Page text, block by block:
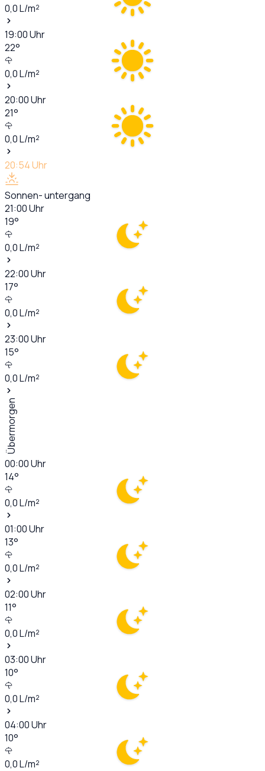
0,0L/m²
19:00Uhr
22°
0,0L/m²
20:00Uhr
21°
0,0L/m²
20:54Uhr
Sonnen- untergang
21:00Uhr
19°
0,0L/m²
22:00Uhr
17°
0,0L/m²
23:00Uhr
15°
0,0L/m²
Übermorgen
00:00Uhr
14°
0,0L/m²
01:00Uhr
13°
0,0L/m²
02:00Uhr
11°
0,0L/m²
03:00Uhr
10°
0,0L/m²
04:00Uhr
10°
0,0L/m²